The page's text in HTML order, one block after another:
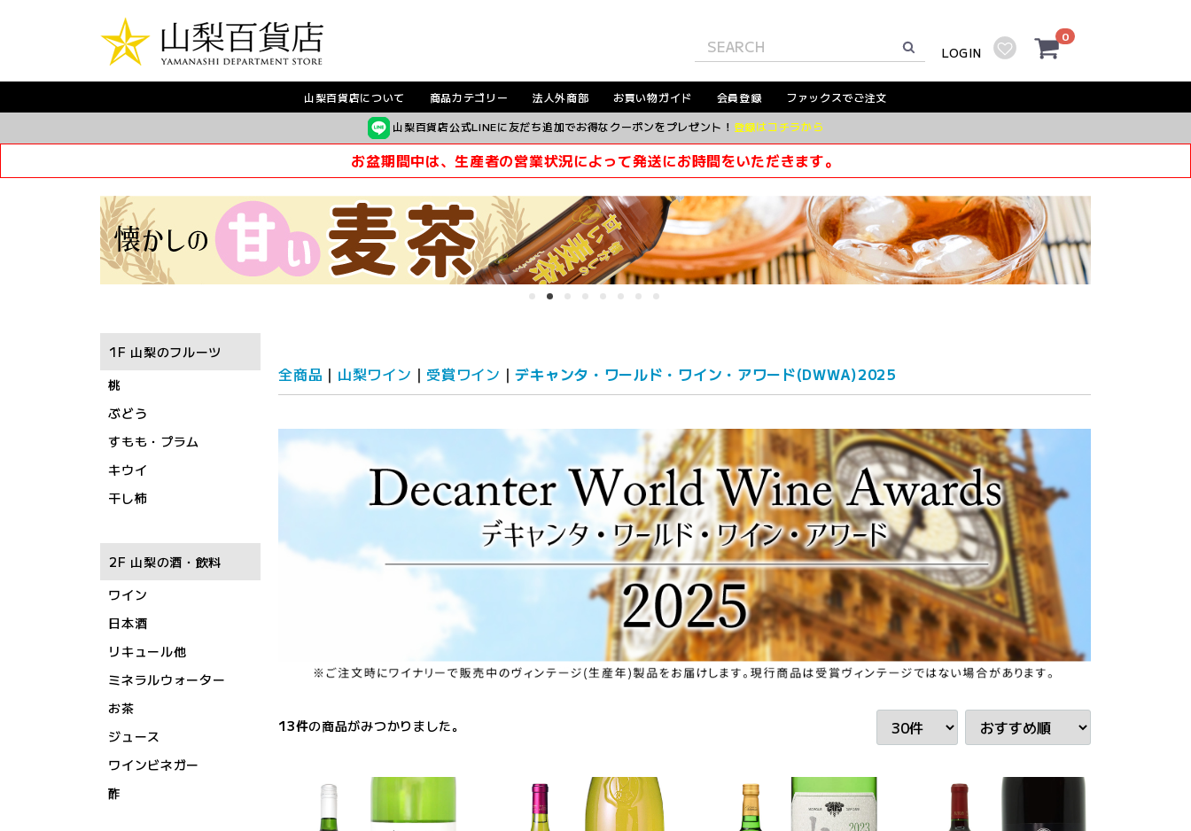
LOGIN
0
山梨百貨店について 商品カテゴリー 法人外商部 お買い物ガイド 会員登録
ファックスでご注文
山梨百貨店公式LINEに友だち追加でお得なクーポンをプレゼント！ 登録はコチラから
お盆期間中は、生産者の営業状況によって発送にお時間をいただきます。
1F 山梨のフルーツ
桃
ぶどう
すもも・プラム
キウイ
干し柿
2F 山梨の酒・飲料
ワイン
日本酒
リキュール他
ミネラルウォーター
お茶
ジュース
ワインビネガー
酢
全商品 山梨ワイン 受賞ワイン デキャンタ・ワールド・ワイン・アワード(DWWA)2025
13件の商品がみつかりました。